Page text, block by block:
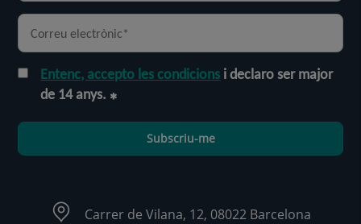
Entenc, accepto les condicions i declaro ser major
de 14 anys.
Subscriu-me
Carrer de Vilana, 12, 08022 Barcelona